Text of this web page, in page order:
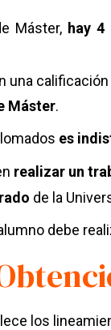
Máster, hay 4
una
Máster.
es
realizar un
de la
debe
los